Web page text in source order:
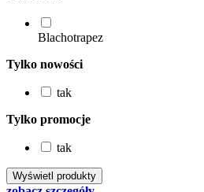
Blachotrapez
Tylko nowości
tak
Tylko promocje
tak